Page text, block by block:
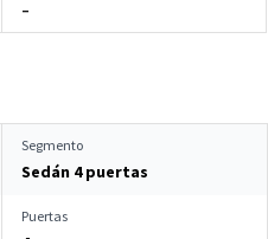
–
Segmento
Sedán 4 puertas
Puertas